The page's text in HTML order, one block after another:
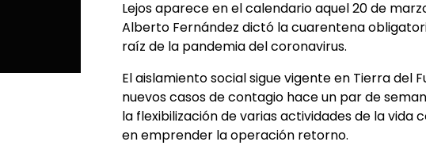
Lejos aparece en el calendario aquel 20 de
Alberto Fernández dictó la cuarentena
raíz de la pandemia del coronavirus.
El aislamiento social sigue vigente en Tierra del
nuevos casos de contagio hace un par de
la flexibilización de varias actividades de la
en emprender la operación retorno.